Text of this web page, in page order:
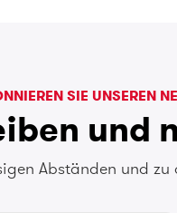
SIE UNSEREN
und
Abständen und